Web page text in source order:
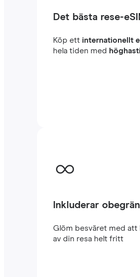
Det bästa rese-
Köp ett internationellt
hela tiden med
Inkluderar
Glöm besväret med att
av din resa helt fritt